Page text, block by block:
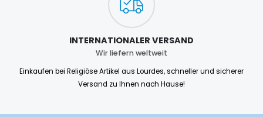
INTERNATIONALER VERSAND
Wir liefern weltweit
Einkaufen bei Religiöse Artikel aus Lourdes, schneller und sicherer
Versand zu Ihnen nach Hause!